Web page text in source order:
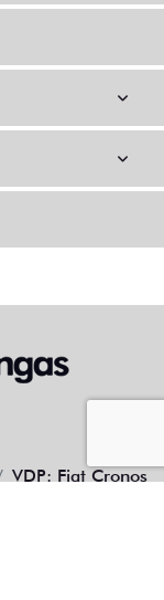
VDP: Fiat Cronos